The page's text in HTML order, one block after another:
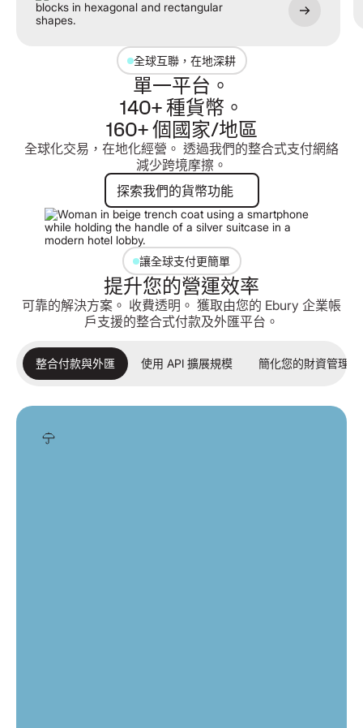
全球互聯，在地深耕
單一平台。
140+ 種貨幣。
160+ 個國家/地區
全球化交易，在地化經營。 透過我們的整合式支付網絡
減少跨境摩擦。
探索我們的貨幣功能
探索我們的貨幣功能
讓全球支付更簡單
提升您的營運效率
可靠的解決方案。 收費透明。 獲取由您的 Ebury 企業帳
戶支援的整合式付款及外匯平台。
整合付款與外匯 使用 API 擴展規模 簡化您的財資管理